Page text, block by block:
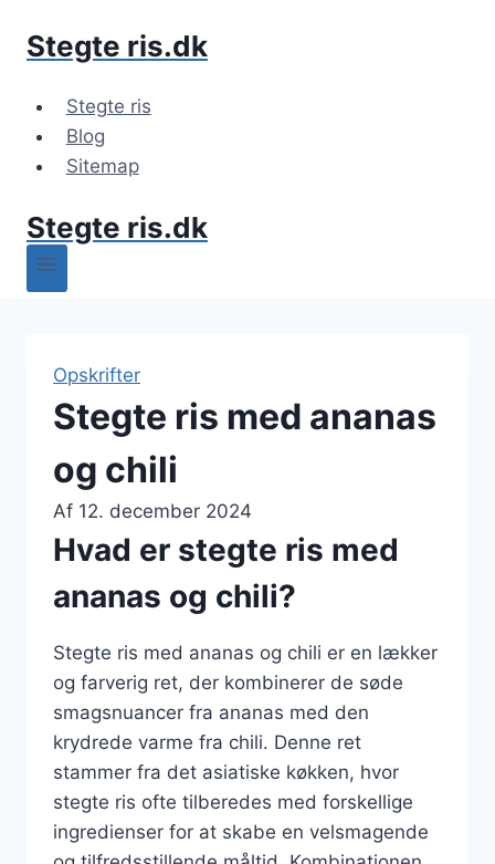
Stegte ris.dk
Stegte ris
Blog
Sitemap
Stegte ris.dk
Opskrifter
Stegte ris med ananas
og chili
Af 12. december 2024
Hvad er stegte ris med
ananas og chili?
Stegte ris med ananas og chili er en lækker
og farverig ret, der kombinerer de søde
smagsnuancer fra ananas med den
krydrede varme fra chili. Denne ret
stammer fra det asiatiske køkken, hvor
stegte ris ofte tilberedes med forskellige
ingredienser for at skabe en velsmagende